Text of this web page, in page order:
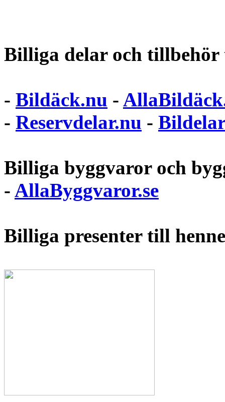
Billiga delar och
- Bildäck.nu -
- Reservdelar.nu - Bildelar
Billiga byggvaror och
- AllaByggvaror.se
Billiga presenter till